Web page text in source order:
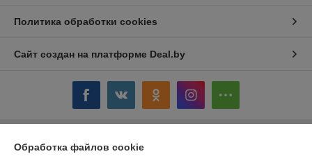
Политика обработки cookies
Сайт создан на платформе Deal.by
Информация для покупателя
Обработка файлов cookie